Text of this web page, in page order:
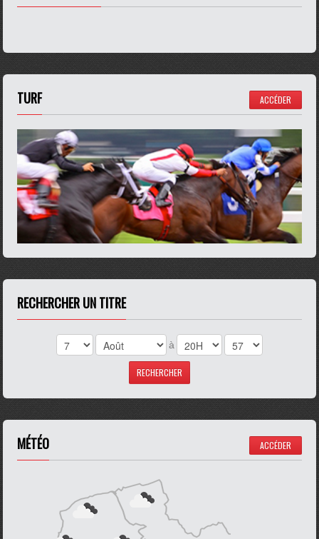
TURF ACCÉDER
RECHERCHER UN TITRE
à
MÉTÉO ACCÉDER